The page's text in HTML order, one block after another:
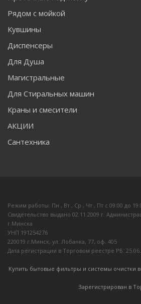
Рядом с мойкой
Кувшины
Диспенсеры
Для Душа
Магистральные
Для Стиральных машин
Краны и смесители
АКЦИИ
Сантехника
Режим работы: Пн , Вт , Ср , Чт , Пт c 09:00 до
Свидетельство выдано 02.11.2009 г.
г.Минска
УНП 191254276
220019 г.Минск, ул. Лобанка, 77, оф. 405
Дата регистрации в Торговом реестре РБ:
Купить бытовые фильтры и системы очистки
Зарегистрирован в